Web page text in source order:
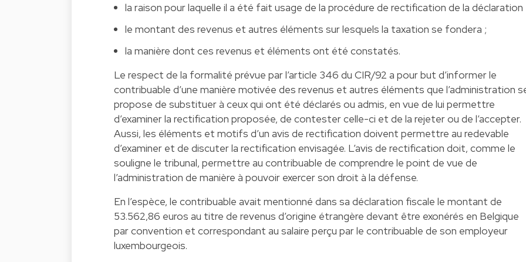
la raison pour laquelle il a été fait usage de la procédure de rectification de la déclaration
le montant des revenus et autres éléments sur lesquels la taxation se fondera ;
la manière dont ces revenus et éléments ont été constatés.
Le respect de la formalité prévue par l’article 346 du CIR/92 a pour but d’informer le
contribuable d’une manière motivée des revenus et autres éléments que l’administration
propose de substituer à ceux qui ont été déclarés ou admis, en vue de lui permettre
d’examiner la rectification proposée, de contester celle-ci et de la rejeter ou de l’accepter.
Aussi, les éléments et motifs d’un avis de rectification doivent permettre au redevable
d’examiner et de discuter la rectification envisagée. L’avis de rectification doit, comme le
souligne le tribunal, permettre au contribuable de comprendre le point de vue de
l’administration de manière à pouvoir exercer son droit à la défense.
En l’espèce, le contribuable avait mentionné dans sa déclaration fiscale le montant de
53.562,86 euros au titre de revenus d’origine étrangère devant être exonérés en Belgique
par convention et correspondant au salaire perçu par le contribuable de son employeur
luxembourgeois.